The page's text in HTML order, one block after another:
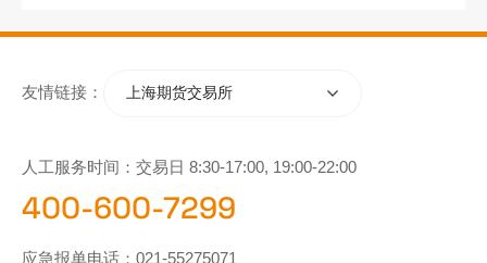
友情链接： 上海期货交易所
人工服务时间：交易日 8:30-17:00, 19:00-22:00
400-600-7299
应急报单电话： 021-55275071